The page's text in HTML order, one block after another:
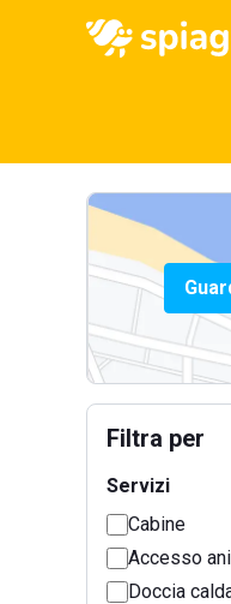
Filtra per
Servizi
Cabine
Accesso
Doccia